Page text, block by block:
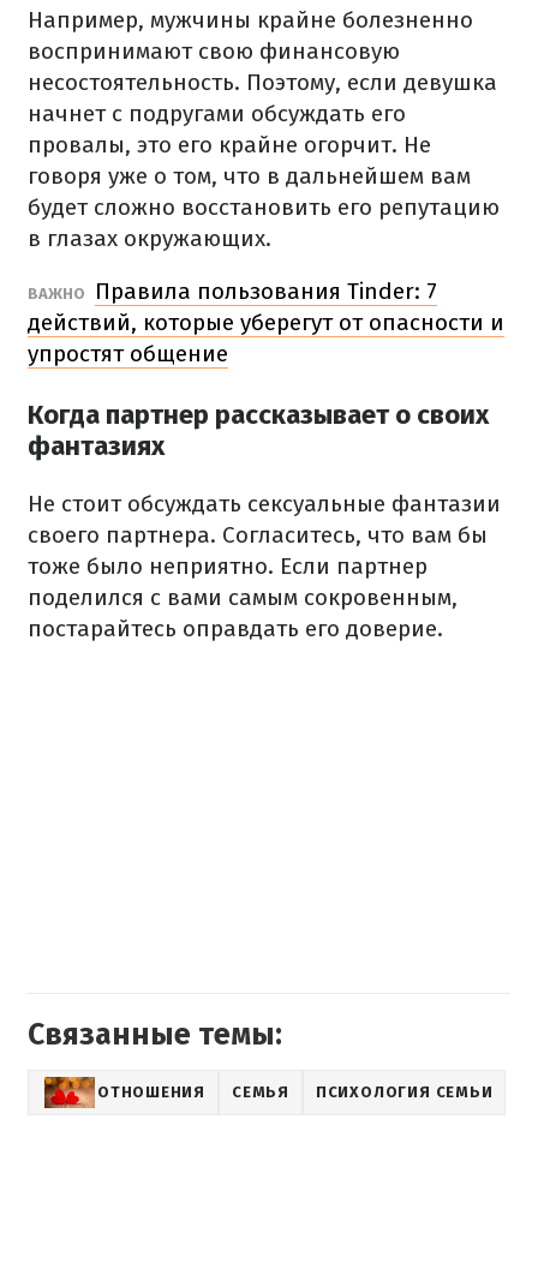
Например, мужчины крайне болезненно
воспринимают свою финансовую
несостоятельность. Поэтому, если девушка
начнет с подругами обсуждать его
провалы, это его крайне огорчит. Не
говоря уже о том, что в дальнейшем вам
будет сложно восстановить его репутацию
в глазах окружающих.
ВАЖНО
Правила пользования Tinder: 7
действий, которые уберегут от опасности и
упростят общение
Когда партнер рассказывает о своих
фантазиях
Не стоит обсуждать сексуальные фантазии
своего партнера. Согласитесь, что вам бы
тоже было неприятно. Если партнер
поделился с вами самым сокровенным,
постарайтесь оправдать его доверие.
Связанные темы:
ОТНОШЕНИЯ СЕМЬЯ ПСИХОЛОГИЯ СЕМЬИ